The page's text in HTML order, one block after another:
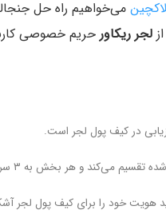
می‌خواهیم راه‌ حل
لجر ریکاور حریم خصوصی
در کیف پول لجر است.